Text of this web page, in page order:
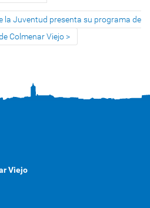
la Juventud presenta su programa de
Colmenar Viejo
Viejo